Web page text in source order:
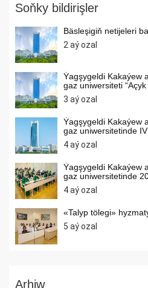
Soňky bildirişler
Bäsleşigiň netijeleri
2 aý ozal
Ýagşygeldi Kakaýew
gaz uniwersiteti
3 aý ozal
Ýagşygeldi Kakaýew
gaz uniwersitetinde
internet olimpiadasy
4 aý ozal
Ýagşygeldi Kakaýew
gaz uniwersitetinde
umumybilim berýän
okuwçylarynyň
geçirilýär
4 aý ozal
«Talyp tölegi»
5 aý ozal
Arhiw